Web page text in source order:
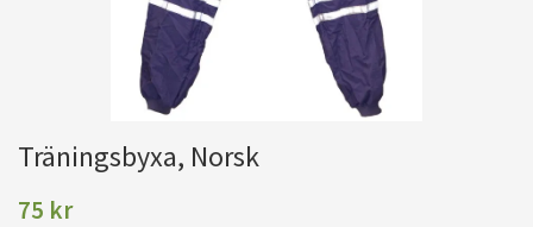
Träningsbyxa, Norsk
75 kr